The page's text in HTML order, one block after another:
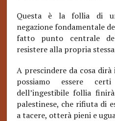
Questa è la follia di
negazione fondamentale
fatto punto centrale
resistere alla propria
A prescindere da cosa
possiamoessere certi
dell’ingestibile follia fi
palestinese, che rifiuta di
a tacere, otterà pieni e